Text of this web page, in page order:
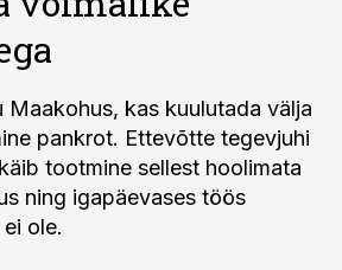
Maakohus, kas kuulutada välja
pankrot. Ettevõtte tegevjuhi
tootmine sellest hoolimata
ning igapäevases töös
ole.